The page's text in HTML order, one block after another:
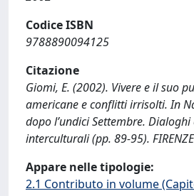
Codice ISBN
9788890094125
Citazione
Giomi, E. (2002). Vivere e il suo
americane e conflitti irrisolti. In
dopo l’undici Settembre.
interculturali (pp. 89-95).
Appare nelle tipologie:
2.1 Contributo in volume